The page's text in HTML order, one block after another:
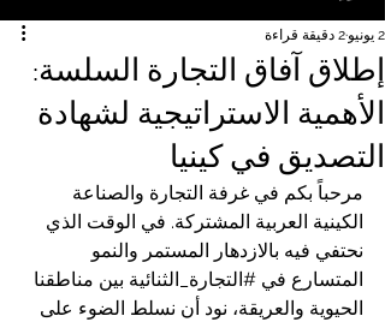
إطلاق آفاق التجارة السلسة:
الأهمية الاستراتيجية لشهادة
التصديق في كينيا
2 يونيو 2 دقيقة قراءة
مرحباً بكم في غرفة التجارة والصناعة
الكينية العربية المشتركة. في الوقت الذي
نحتفي فيه بالازدهار المستمر والنمو
المتسارع في #التجارة_الثنائية بين مناطقنا
الحيوية والعريقة، نود أن نسلط الضوء على